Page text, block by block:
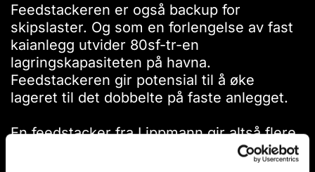
Feedstackeren er også backup for
skipslaster. Og som en forlengelse av fast
kaianlegg utvider 80sf-tr-en
lagringskapasiteten på havna.
Feedstackeren gir potensial til å øke
lageret til det dobbelte på faste anlegget.
En feedstacker fra Lippmann gir altså flere
fordeler, og muligheter til effektivisering av